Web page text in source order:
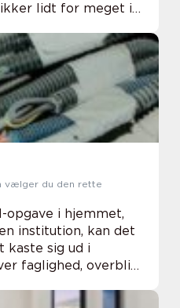
lidt for meget i
problem.
opgave i hjemmet,
institution, kan det
sig ud i
faglighed, overblik
installationerne e...